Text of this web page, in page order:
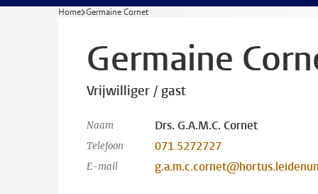
Home Germaine Cornet
Germaine
Vrijwilliger / gast
Naam Drs. G.A.M.C. Cornet
Telefoon 071 5272727
E-mail